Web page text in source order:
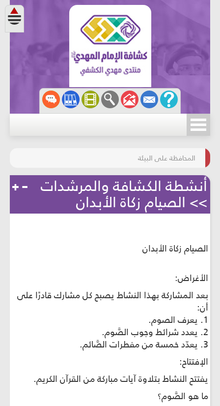
مسابقة الركب الحسينيّ
المحافظة على البيئة
أنشطة الكشافة والمرشدات
>> الصيام زكاة الأبدان
الصيام زكاة الأبدان
الأغراض:
بعد المشاركة بهذا النشاط يصبح كل مشارك قادرًا على
أن:
1. يعرف الصوم.
2. يعدد شرائط وجوب الصَّوم.
3. يعدّد خمسة من مفطرات الصَّائم.
الإفتتاح:
يفتتح النشاط بتلاوة آيات مباركة من القرآن الكريم.
ما هو الصَّوم؟